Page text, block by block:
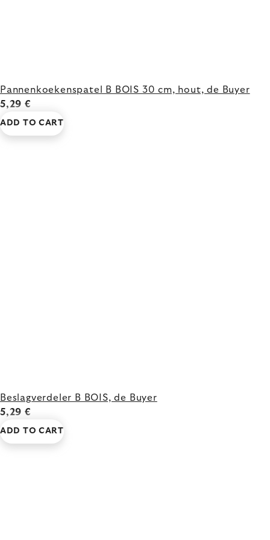
Pannenkoekenspatel B BOIS 30 cm, hout, de Buyer
5,29 €
ADD TO CART
Beslagverdeler B BOIS, de Buyer
5,29 €
ADD TO CART